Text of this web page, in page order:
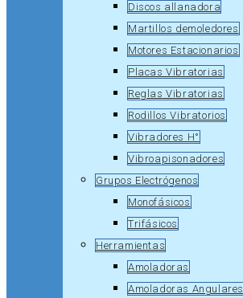
Discos allanadora
Martillos demoledores
Motores Estacionarios
Placas Vibratorias
Reglas Vibratorias
Rodillos Vibratorios
Vibradores H°
Vibroapisonadores
Grupos Electrógenos
Monofásicos
Trifásicos
Herramientas
Amoladoras
Amoladoras Angulares